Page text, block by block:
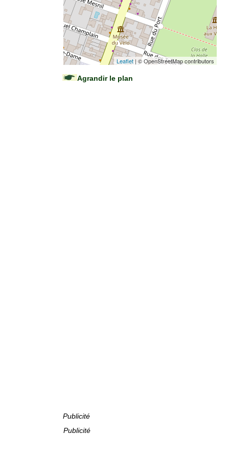
Leaflet | © OpenStreetMap contributors
Agrandir le plan
Publicité
Publicité